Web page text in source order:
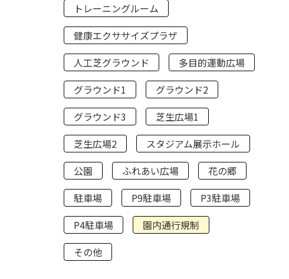
トレーニングルーム
健康エクササイズプラザ
人工芝グラウンド
多目的運動広場
グラウンド1
グラウンド2
グラウンド3
芝生広場1
芝生広場2
スタジアム展示ホール
公園
ふれあい広場
花の郷
駐車場
P9駐車場
P3駐車場
P4駐車場
園内通行規制
その他